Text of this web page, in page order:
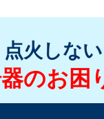
火しな
のお困